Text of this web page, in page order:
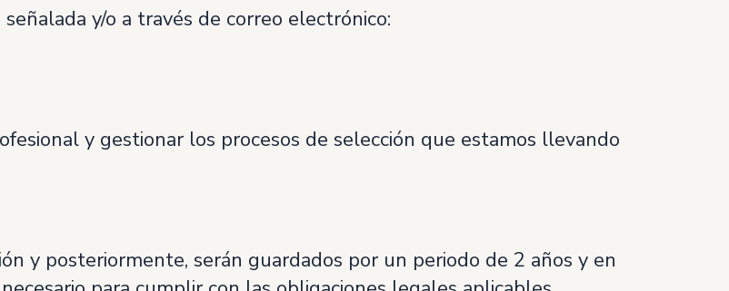
y/o a través de correo electrónico:
y gestionar los procesos de selección que estamos llevando
y posteriormente, serán guardados por un periodo de 2 años y en